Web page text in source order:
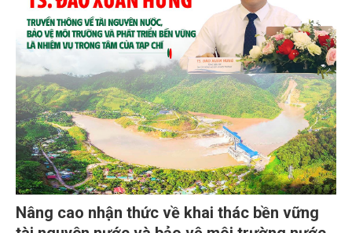
Nâng cao nhận thức về khai thác bền vững